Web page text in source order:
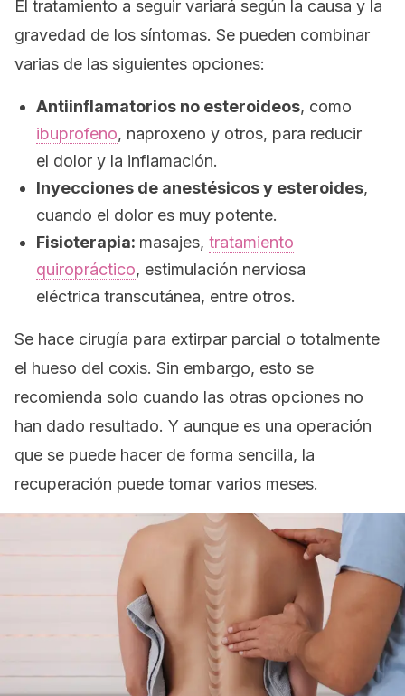
El tratamiento a seguir variará según la causa y la
gravedad de los síntomas. Se pueden combinar
varias de las siguientes opciones:
Antiinflamatorios no esteroideos, como
ibuprofeno, naproxeno y otros, para reducir
el dolor y la inflamación.
Inyecciones de anestésicos y esteroides,
cuando el dolor es muy potente.
Fisioterapia: masajes, tratamiento
quiropráctico, estimulación nerviosa
eléctrica transcutánea, entre otros.
Se hace cirugía para extirpar parcial o totalmente
el hueso del coxis. Sin embargo, esto se
recomienda solo cuando las otras opciones no
han dado resultado. Y aunque es una operación
que se puede hacer de forma sencilla, la
recuperación puede tomar varios meses.